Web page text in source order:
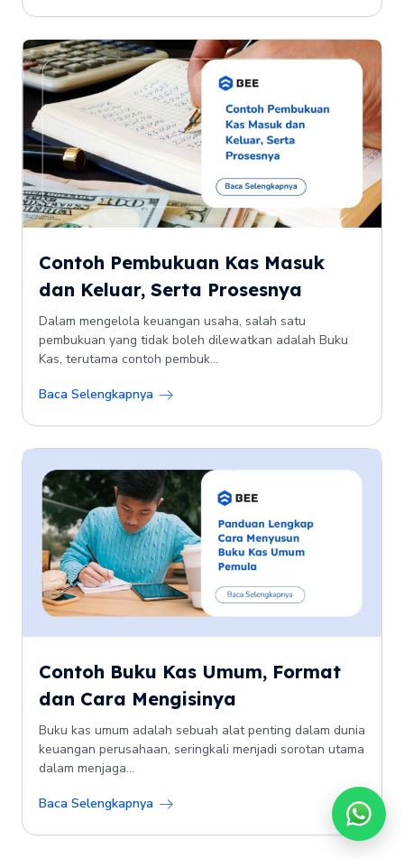
Contoh Pembukuan Kas Masuk
dan Keluar, Serta Prosesnya
Dalam mengelola keuangan usaha, salah satu
pembukuan yang tidak boleh dilewatkan adalah Buku
Kas, terutama contoh pembuk...
Baca Selengkapnya
Contoh Buku Kas Umum, Format
dan Cara Mengisinya
Buku kas umum adalah sebuah alat penting dalam dunia
keuangan perusahaan, seringkali menjadi sorotan utama
dalam menjaga...
Baca Selengkapnya